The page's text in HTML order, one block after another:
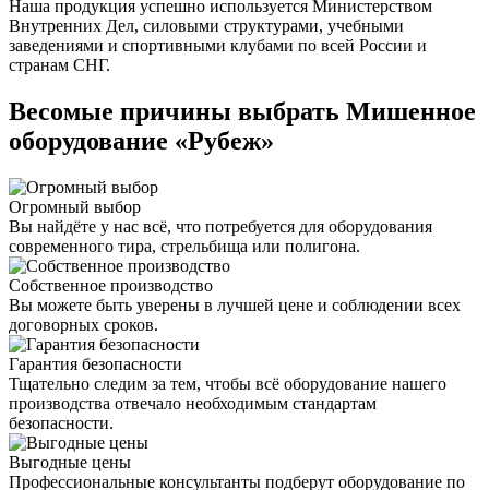
Наша продукция успешно используется Министерством
Внутренних Дел, силовыми структурами, учебными
заведениями и спортивными клубами по всей России и
странам СНГ.
Весомые причины выбрать Мишенное
оборудование «Рубеж»
Огромный выбор
Вы найдёте у нас всё, что потребуется для оборудования
современного тира, стрельбища или полигона.
Собственное производство
Вы можете быть уверены в лучшей цене и соблюдении всех
договорных сроков.
Гарантия безопасности
Тщательно следим за тем, чтобы всё оборудование нашего
производства отвечало необходимым стандартам
безопасности.
Выгодные цены
Профессиональные консультанты подберут оборудование по